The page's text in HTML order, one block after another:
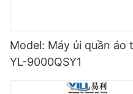
Model: Máy ủi quần
YL-9000QSY1